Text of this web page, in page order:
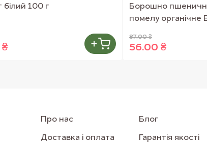
білий 100 г
₴
Борошно
помелу органічне
87.00 ₴
56.00 ₴
Про нас Блог
Доставка і оплата Гарантія якості